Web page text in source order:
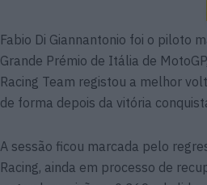
Fabio Di Giannantonio foi o piloto
Grande Prémio de Itália de
Racing Team registou a melhor
de forma depois da vitória
A sessão ficou marcada pelo
Racing, ainda em processo de